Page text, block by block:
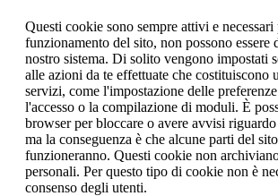
Questi cookie sono sempre attivi e necessari
funzionamento del sito, non possono essere
nostro sistema. Di solito vengono impostati
alle azioni da te effettuate che costituiscono
servizi, come l'impostazione delle
l'accesso o la compilazione di moduli. È
browser per bloccare o avere avvisi
ma la conseguenza è che alcune parti del
funzioneranno. Questi cookie non
personali. Per questo tipo di cookie non è
consenso degli utenti.